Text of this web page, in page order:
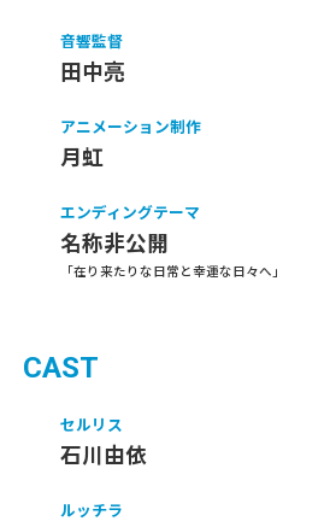
音響監督
田中亮
アニメーション制作
月虹
エンディングテーマ
名称非公開
「在り来たりな日常と幸運な日々へ」
CAST
セルリス
石川由依
ルッチラ